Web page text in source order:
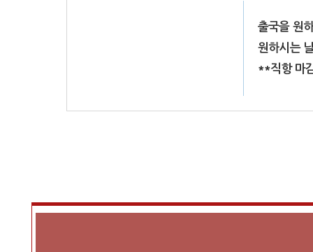
출국을 원
원하시는
**직항 마